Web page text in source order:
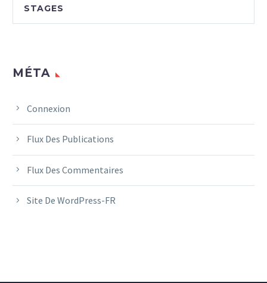
STAGES
MÉTA
Connexion
Flux Des Publications
Flux Des Commentaires
Site De WordPress-FR